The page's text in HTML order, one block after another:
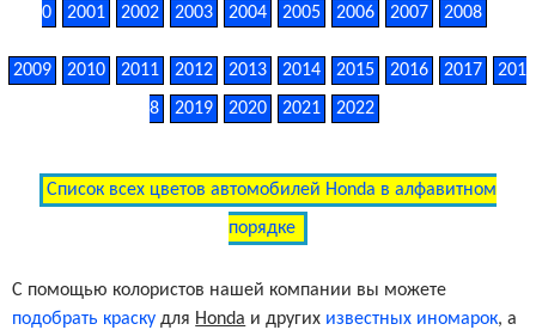
0
2001 2002 2003 2004 2005 2006 2007 2008
2009 2010 2011 2012 2013 2014 2015 2016 2017
201
8
2019 2020 2021 2022
Список всех цветов автомобилей Honda в алфавитном
порядке
С помощью колористов нашей компании вы можете
подобрать краску для Honda и других известных иномарок, а